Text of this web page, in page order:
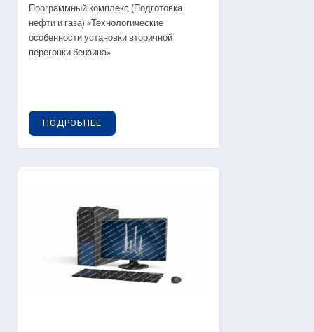
Программный комплекс (Подготовка
нефти и газа) «Технологические
особенности установки вторичной
перегонки бензина»
ПОДРОБНЕЕ